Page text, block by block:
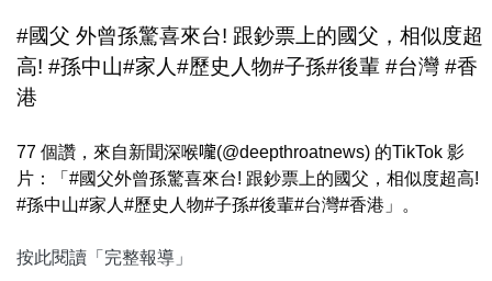
#國父 外曾孫驚喜來台! 跟鈔票上的國父，相似度超
高! #孫中山#家人#歷史人物#子孫#後輩 #台灣 #香
港
77 個讚，來自新聞深喉嚨(@deepthroatnews) 的TikTok 影
片：「#國父外曾孫驚喜來台! 跟鈔票上的國父，相似度超高!
#孫中山#家人#歷史人物#子孫#後輩#台灣#香港」。
按此閱讀「完整報導」